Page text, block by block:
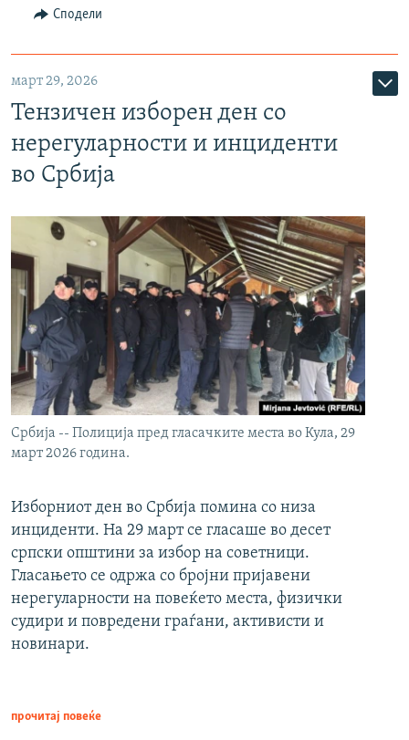
Сподели
март 29, 2026
Тензичен изборен ден со
нерегуларности и инциденти
во Србија
Србија -- Полиција пред гласачките места во Кула, 29
март 2026 година.
Изборниот ден во Србија помина со низа
инциденти. На 29 март се гласаше во десет
српски општини за избор на советници.
Гласањето се одржа со бројни пријавени
нерегуларности на повеќето места, физички
судири и повредени граѓани, активисти и
новинари.
прочитај повеќе